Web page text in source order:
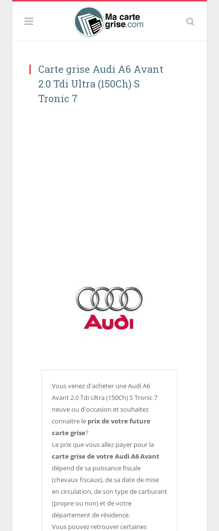
Carte grise Audi A6 Avant
2.0 Tdi Ultra (150Ch) S
Tronic 7
Vous venez d'acheter une Audi A6
Avant 2.0 Tdi Ultra (150Ch) S Tronic 7
neuve ou d'occasion et souhaitez
connaitre le prix de votre future
carte grise?
Le prix que vous allez payer pour la
carte grise de votre Audi A6 Avant
dépend de sa puissance fiscale
(chevaux fiscaux), de sa date de mise
en circulation, de son type de carburant
(propre ou non) et de votre
département de résidence.
Vous pouvez retrouver certaines